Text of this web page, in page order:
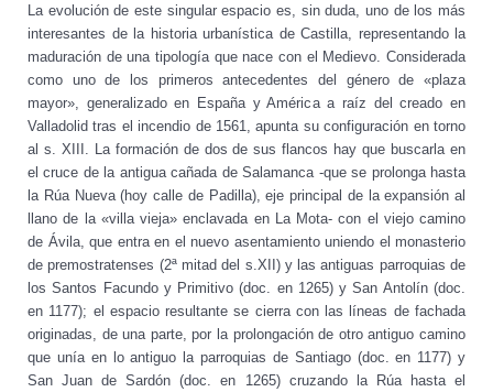
La evolución de este singular espacio es, sin duda, uno de los más
interesantes de la historia urbanística de Castilla, representando la
maduración de una tipología que nace con el Medievo. Considerada
como uno de los primeros antecedentes del género de «plaza
mayor», generalizado en España y América a raíz del creado en
Valladolid tras el incendio de 1561, apunta su configuración en torno
al s. XIII. La formación de dos de sus flancos hay que buscarla en
el cruce de la antigua cañada de Salamanca -que se prolonga hasta
la Rúa Nueva (hoy calle de Padilla), eje principal de la expansión al
llano de la «villa vieja» enclavada en La Mota- con el viejo camino
de Ávila, que entra en el nuevo asentamiento uniendo el monasterio
de premostratenses (2ª mitad del s.XII) y las antiguas parroquias de
los Santos Facundo y Primitivo (doc. en 1265) y San Antolín (doc.
en 1177); el espacio resultante se cierra con las líneas de fachada
originadas, de una parte, por la prolongación de otro antiguo camino
que unía en lo antiguo la parroquias de Santiago (doc. en 1177) y
San Juan de Sardón (doc. en 1265) cruzando la Rúa hasta el